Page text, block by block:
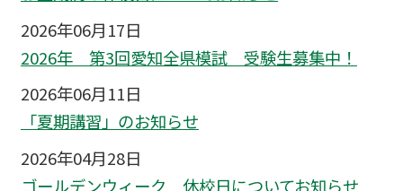
2026年06月17日
2026年 第3回愛知全県模試 受験生募集中！
2026年06月11日
「夏期講習」のお知らせ
2026年04月28日
ゴールデンウィーク 休校日についてお知らせ